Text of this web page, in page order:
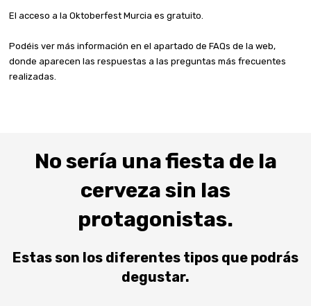
El acceso a la Oktoberfest Murcia es gratuito.
Podéis ver más información en el apartado de FAQs de la web,
donde aparecen las respuestas a las preguntas más frecuentes
realizadas.
No sería una fiesta de la
cerveza sin las
protagonistas.
Estas son los diferentes tipos que podrás
degustar.